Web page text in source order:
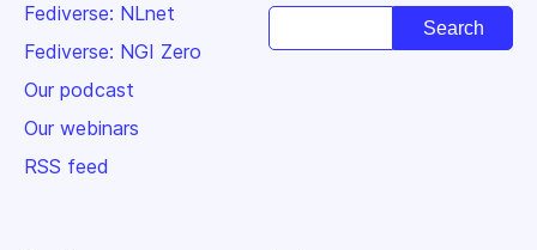
Fediverse: NLnet
Fediverse: NGI Zero
Our podcast
Our webinars
RSS feed